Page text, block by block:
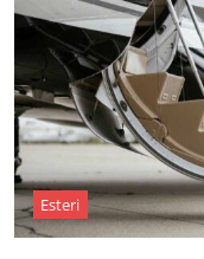
Esteri